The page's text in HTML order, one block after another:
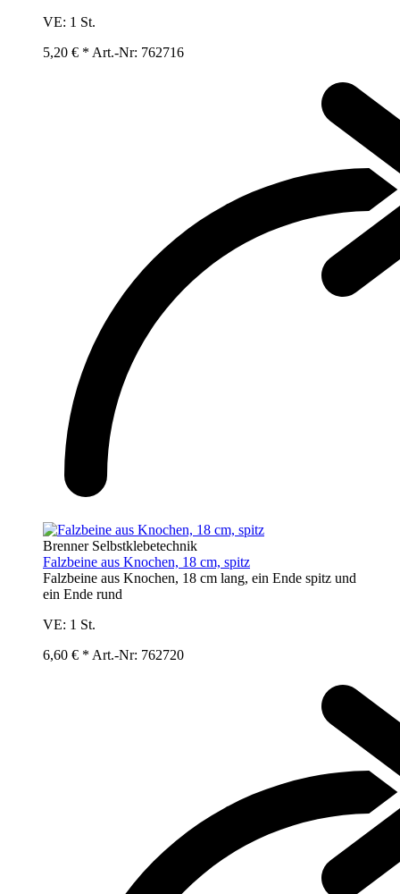
VE: 1 St.
5,20 € * Art.-Nr: 762716
Brenner Selbstklebetechnik
Falzbeine aus Knochen, 18 cm, spitz
Falzbeine aus Knochen, 18 cm lang, ein Ende spitz und
ein Ende rund
VE: 1 St.
6,60 € * Art.-Nr: 762720